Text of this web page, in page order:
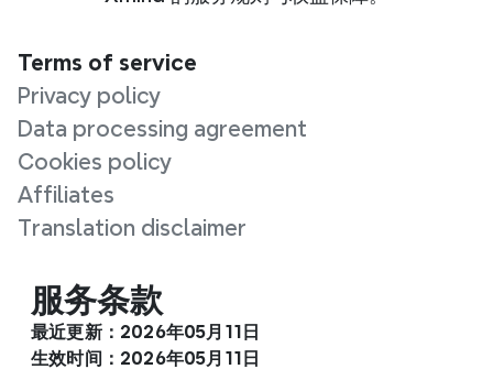
Terms of service
Privacy policy
Data processing agreement
Cookies policy
Affiliates
Translation disclaimer
服务条款
最近更新：2026年05月11日
生效时间：2026年05月11日